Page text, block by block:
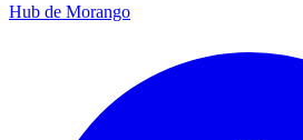
Hub de Morango